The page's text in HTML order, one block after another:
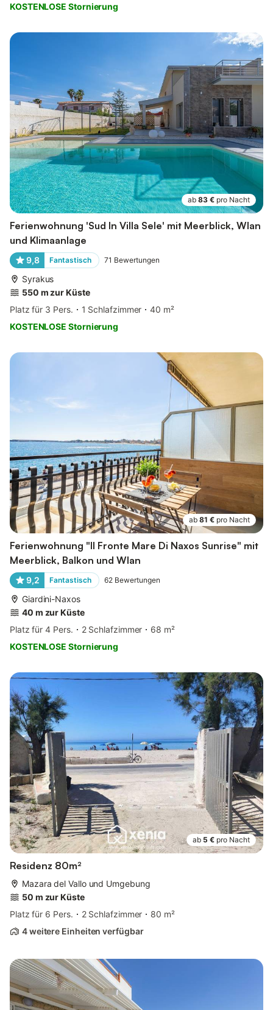
KOSTENLOSE Stornierung
ab 83 € pro Nacht
Ferienwohnung 'Sud In Villa Sele' mit Meerblick, Wlan
und Klimaanlage
9,8 Fantastisch 71 Bewertungen
Syrakus
550 m zur Küste
Platz für 3 Pers.
1 Schlafzimmer
40 m²
KOSTENLOSE Stornierung
ab 81 € pro Nacht
Ferienwohnung "Il Fronte Mare Di Naxos Sunrise" mit
Meerblick, Balkon und Wlan
9,2 Fantastisch 62 Bewertungen
Giardini-Naxos
40 m zur Küste
Platz für 4 Pers.
2 Schlafzimmer
68 m²
KOSTENLOSE Stornierung
ab 5 € pro Nacht
Residenz 80m²
Mazara del Vallo und Umgebung
50 m zur Küste
Platz für 6 Pers.
2 Schlafzimmer
80 m²
4 weitere Einheiten verfügbar